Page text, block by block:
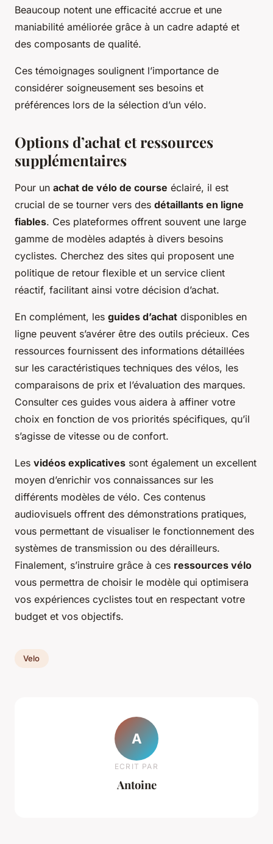
Beaucoup notent une efficacité accrue et une
maniabilité améliorée grâce à un cadre adapté et
des composants de qualité.
Ces témoignages soulignent l’importance de
considérer soigneusement ses besoins et
préférences lors de la sélection d’un vélo.
Options d’achat et ressources
supplémentaires
Pour un achat de vélo de course éclairé, il est
crucial de se tourner vers des détaillants en ligne
fiables. Ces plateformes offrent souvent une large
gamme de modèles adaptés à divers besoins
cyclistes. Cherchez des sites qui proposent une
politique de retour flexible et un service client
réactif, facilitant ainsi votre décision d’achat.
En complément, les guides d’achat disponibles en
ligne peuvent s’avérer être des outils précieux. Ces
ressources fournissent des informations détaillées
sur les caractéristiques techniques des vélos, les
comparaisons de prix et l’évaluation des marques.
Consulter ces guides vous aidera à affiner votre
choix en fonction de vos priorités spécifiques, qu’il
s’agisse de vitesse ou de confort.
Les vidéos explicatives sont également un excellent
moyen d’enrichir vos connaissances sur les
différents modèles de vélo. Ces contenus
audiovisuels offrent des démonstrations pratiques,
vous permettant de visualiser le fonctionnement des
systèmes de transmission ou des dérailleurs.
Finalement, s’instruire grâce à ces ressources vélo
vous permettra de choisir le modèle qui optimisera
vos expériences cyclistes tout en respectant votre
budget et vos objectifs.
Velo
A
ECRIT PAR
Antoine